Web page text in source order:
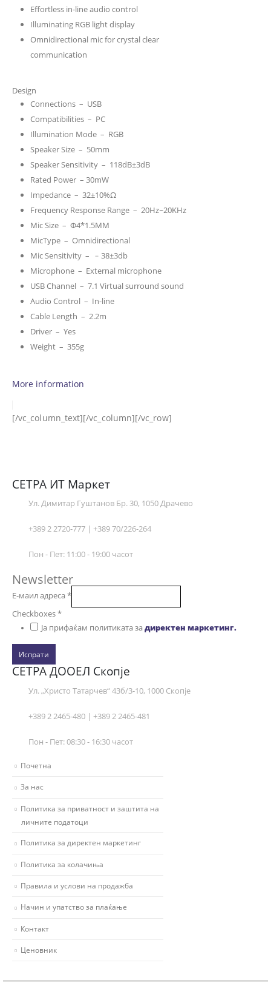
Effortless in-line audio control
Illuminating RGB light display
Omnidirectional mic for crystal clear
communication
Design
Connections – USB
Compatibilities – PC
Illumination Mode – RGB
Speaker Size – 50mm
Speaker Sensitivity – 118dB±3dB
Rated Power – 30mW
Impedance – 32±10%Ω
Frequency Response Range – 20Hz~20KHz
Mic Size – Φ4*1.5MM
MicType – Omnidirectional
Mic Sensitivity – ﹣38±3db
Microphone – External microphone
USB Channel – 7.1 Virtual surround sound
Audio Control – In-line
Cable Length – 2.2m
Driver – Yes
Weight – 355g
More information
[/vc_column_text][/vc_column][/vc_row]
СЕТРА ИТ Маркет
Ул. Димитар Гуштанов Бр. 30, 1050 Драчево
+389 2 2720-777 | +389 70/226-264
Пон - Пет: 11:00 - 19:00 часот
Newsletter
Е-маил адреса*
Checkboxes*
Ја прифаќам политиката задиректен маркетинг.
Испрати
СЕТРА ДООЕЛ Скопје
Ул. „Христо Татарчев“ 43б/3-10, 1000 Скопје
+389 2 2465-480 | +389 2 2465-481
Пон - Пет: 08:30 - 16:30 часот
Почетна
За нас
Политика за приватност и заштита на
личните податоци
Политика за директен маркетинг
Политика за колачиња
Правила и услови на продажба
Начин и упатство за плаќање
Контакт
Ценовник